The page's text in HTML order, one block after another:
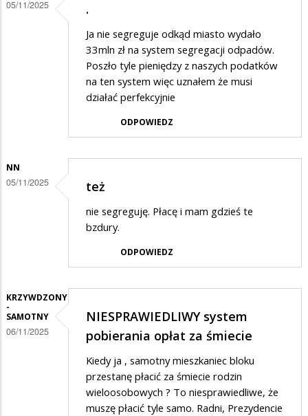
segregowac
Segregacja
05/11/2025 .
Ja nie segreguje odkąd miasto wydało
33mln zł na system segregacji odpadów.
Poszło tyle pieniędzy z naszych podatków
na ten system więc uznałem że musi
działać perfekcyjnie
ODPOWIEDZ
NN
05/11/2025 też
nie segreguję. Płacę i mam gdzieś te
bzdury.
ODPOWIEDZ
KRZYWDZONY
-
SAMOTNY
06/11/2025
NIESPRAWIEDLIWY system
pobierania opłat za śmiecie
Kiedy ja , samotny mieszkaniec bloku
przestanę płacić za śmiecie rodzin
wieloosobowych ? To niesprawiedliwe, że
muszę płacić tyle samo. Radni, Prezydencie